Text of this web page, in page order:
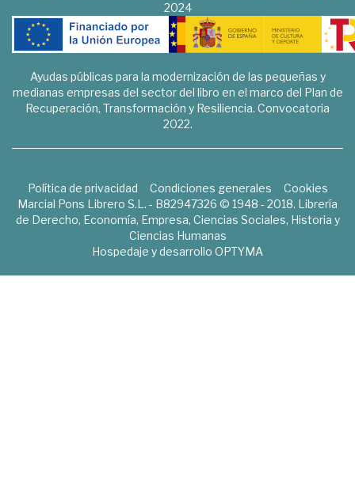
2024
Ayudas públicas para la modernización de las pequeñas y
medianas empresas del sector del libro en el marco del Plan de
Recuperación, Transformación y Resiliencia. Convocatoria
2022.
Política de privacidad Condiciones generales
Cookies
Marcial Pons Librero S.L. - B82947326 © 1948 - 2018. Librería
de Derecho, Economía, Empresa, Ciencias Sociales, Historia y
Ciencias Humanas
Hospedaje y desarrollo OPTYMA